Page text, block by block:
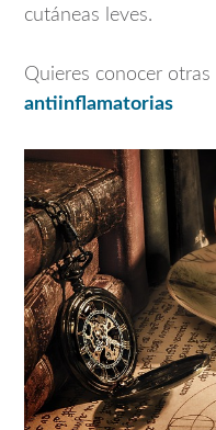
cutáneas leves.
Quieres conocer otras
antiinflamatorias